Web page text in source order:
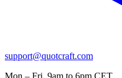
support@quotcraft.com